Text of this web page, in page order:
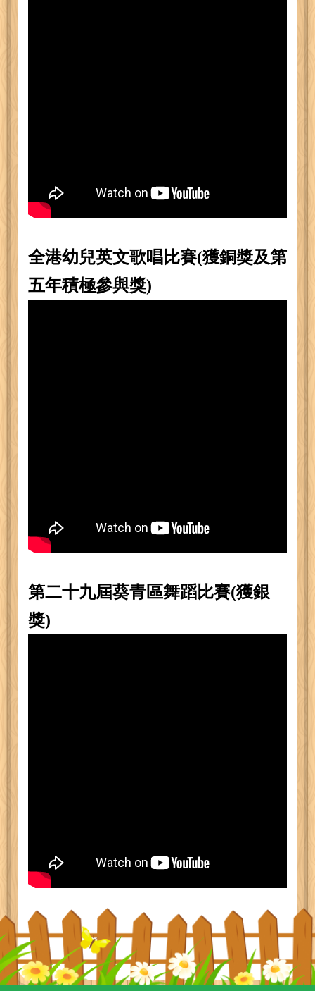
全港幼兒英文歌唱比賽(獲銅獎及第
五年積極參與獎)
第二十九屆葵青區舞蹈比賽(獲銀
獎)